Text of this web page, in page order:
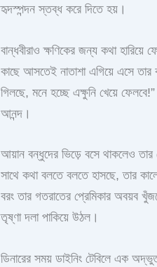
হৃদস্পন্দন স্তব্ধ করে দিতে হয়।
বান্ধবীরাও ক্ষণিকের জন্য কথা
কাছে আসতেই নাতাশা এগিয়ে এসে তার
গিলছে, মনে হচ্ছে এক্ষুনি খেয়ে
আনন্দ।
আয়ান বন্ধুদের ভিড়ে বসে থাকলেও
সাথে কথা বলতে বলতে হাসছে, তার
বরং তার গতরাতের প্রেমিকার অবয়ব
তৃষ্ণা দলা পাকিয়ে উঠল।
ডিনারের সময় ডাইনিং টেবিলে এক